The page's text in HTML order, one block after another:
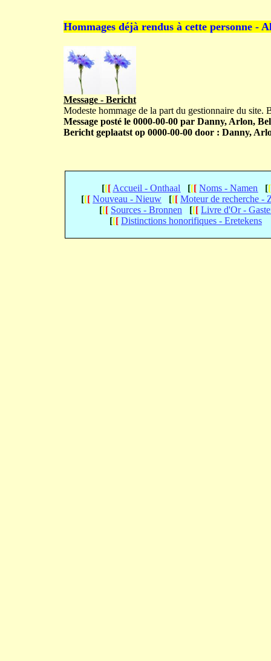
Hommages déjà rendus à cette personne -
Message - Bericht
Modeste hommage de la part du gestionnaire du site.
Message posté le 0000-00-00 par Danny, Arlon,
Bericht geplaatst op 0000-00-00 door : Danny,
[[[ Accueil - Onthaal [[[ Noms - Namen [[
[[[ Nouveau - Nieuw [[[ Moteur de recherche -
[[[ Sources - Bronnen [[[ Livre d'Or -
[[[ Distinctions honorifiques - Eretekens